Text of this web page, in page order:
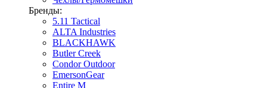
Бренды:
5.11 Tactical
ALTA Industries
BLACKHAWK
Butler Creek
Condor Outdoor
EmersonGear
Entire M